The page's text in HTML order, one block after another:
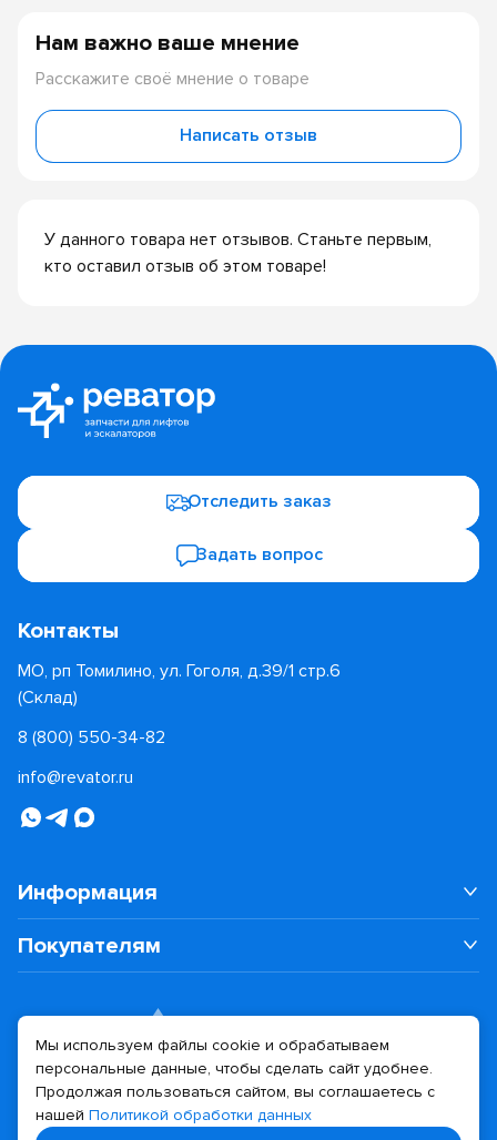
У данного товара нет отзывов. Станьте первым,
кто оставил отзыв об этом товаре!
Нам важно ваше мнение
Расскажите своё мнение о товаре
Написать отзыв
Отследить заказ
Задать вопрос
Контакты
МО, рп Томилино, ул. Гоголя, д.39/1 стр.6
(Склад)
8 (800) 550-34-82
info@revator.ru
Информация
Покупателям
Дизайн сайта Разработка сайта
Мы используем файлы cookie и обрабатываем
персональные данные, чтобы сделать сайт удобнее.
Продолжая пользоваться сайтом, вы соглашаетесь с
нашей Политикой обработки данных